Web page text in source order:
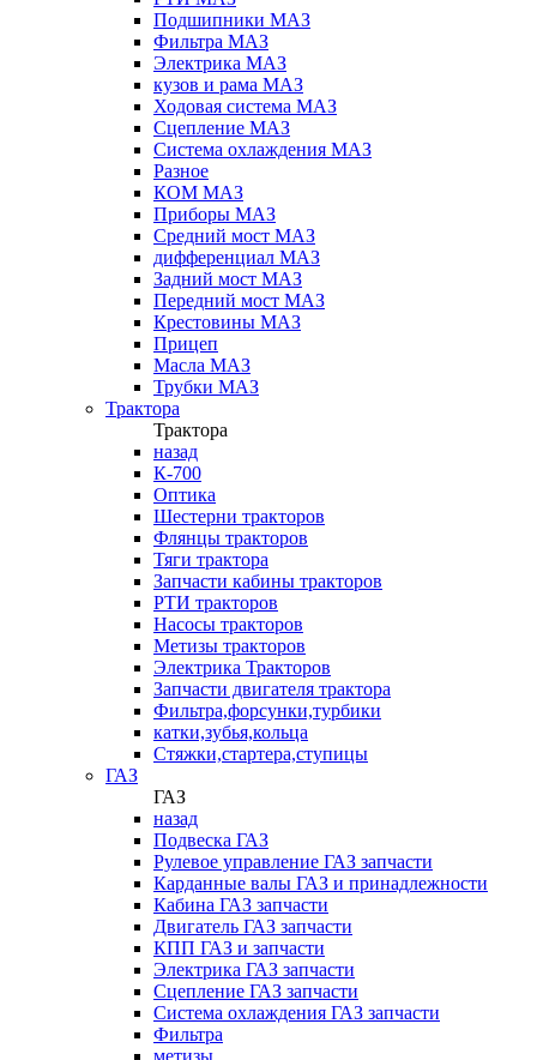
Подшипники МАЗ
Фильтра МАЗ
Электрика МАЗ
кузов и рама МАЗ
Ходовая система МАЗ
Сцепление МАЗ
Система охлаждения МАЗ
Разное
КОМ МАЗ
Приборы МАЗ
Средний мост МАЗ
дифференциал МАЗ
Задний мост МАЗ
Передний мост МАЗ
Крестовины МАЗ
Прицеп
Масла МАЗ
Трубки МАЗ
Трактора
Трактора
назад
К-700
Оптика
Шестерни тракторов
Флянцы тракторов
Тяги трактора
Запчасти кабины тракторов
РТИ тракторов
Насосы тракторов
Метизы тракторов
Электрика Тракторов
Запчасти двигателя трактора
Фильтра,форсунки,турбики
катки,зубья,кольца
Стяжки,стартера,ступицы
ГАЗ
ГАЗ
назад
Подвеска ГАЗ
Рулевое управление ГАЗ запчасти
Карданные валы ГАЗ и принадлежности
Кабина ГАЗ запчасти
Двигатель ГАЗ запчасти
КПП ГАЗ и запчасти
Электрика ГАЗ запчасти
Сцепление ГАЗ запчасти
Система охлаждения ГАЗ запчасти
Фильтра
метизы